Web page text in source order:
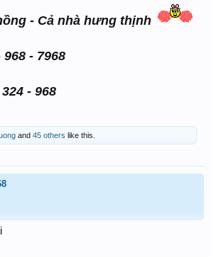
- Cả nhà hưng thịnh
- 7968
- 968
and 45 others like this.